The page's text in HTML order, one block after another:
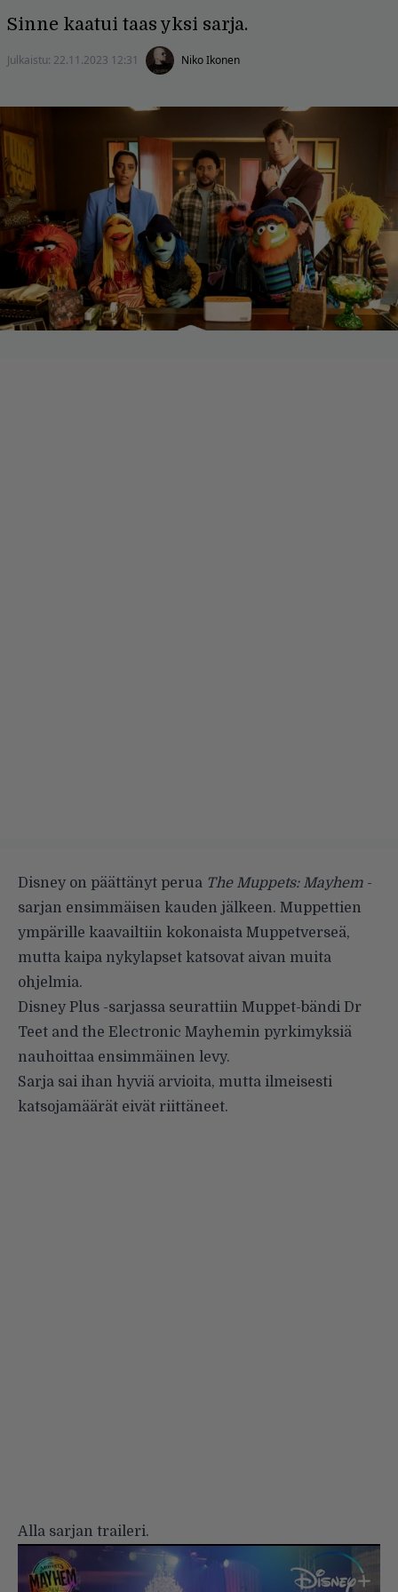
Sinne kaatui taas yksi sarja.
Julkaistu: 22.11.2023 12:31 Niko Ikonen
Disney on päättänyt perua The Muppets: Mayhem -
sarjan ensimmäisen kauden jälkeen. Muppettien
ympärille kaavailtiin kokonaista Muppetverseä,
mutta kaipa nykylapset katsovat aivan muita
ohjelmia.
Disney Plus -sarjassa seurattiin Muppet-bändi Dr
Teet and the Electronic Mayhemin pyrkimyksiä
nauhoittaa ensimmäinen levy.
Sarja sai ihan hyviä arvioita, mutta ilmeisesti
katsojamäärät eivät riittäneet.
Alla sarjan traileri.